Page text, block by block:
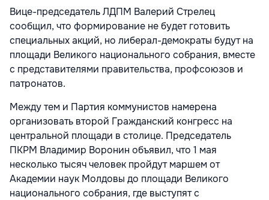
Вице-председатель ЛДПМ Валерий Стрелец
сообщил, что формирование не будет готовить
специальных акций, но либерал-демократы будут на
площади Великого национального собрания, вместе
с представителями правительства, профсоюзов и
патронатов.
Между тем и Партия коммунистов намерена
организовать второй Гражданский конгресс на
центральной площади в столице. Председатель
ПКРМ Владимир Воронин объявил, что 1 мая
несколько тысяч человек пройдут маршем от
Академии наук Молдовы до площади Великого
национального собрания, где выступят с